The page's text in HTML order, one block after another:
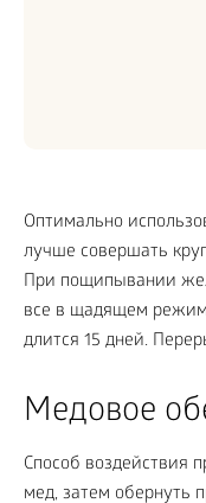
Оптимально
лучше совершать
При пощипывании
все в щадящем
длится 15 дней.
Медовое
Способ воздействия
мед, затем обернуть